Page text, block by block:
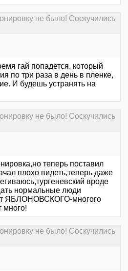
не было! Соскучились
гай попадется, который
по три раза в день в пленке,
И будешь устранять на
не было! Соскучились
теперь поставил
плохо видеть,теперь даже
вроде
нормальные люди
ЯБЛОНОВСКОГО-многого
много!
не было! Соскучились